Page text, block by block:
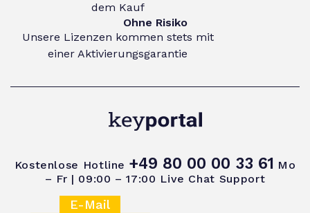
dem Kauf
Ohne Risiko
Unsere Lizenzen kommen stets mit
einer Aktivierungsgarantie
Kostenlose Hotline +49 80 00 00 33 61 Mo
– Fr | 09:00 – 17:00 Live Chat Support
E-Mail